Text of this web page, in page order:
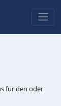
für den oder